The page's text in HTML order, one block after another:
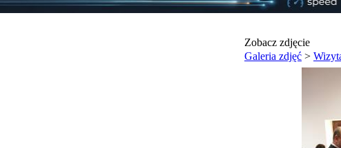
Zobacz zdjęcie
Galeria zdjęć >